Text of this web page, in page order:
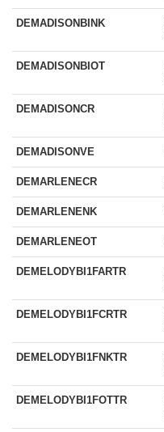
DEMADISONBINK
DEMADISONBIOT
DEMADISONCR
DEMADISONVE
DEMARLENECR
DEMARLENENK
DEMARLENEOT
DEMELODYBI1FARTR
DEMELODYBI1FCRTR
DEMELODYBI1FNKTR
DEMELODYBI1FOTTR